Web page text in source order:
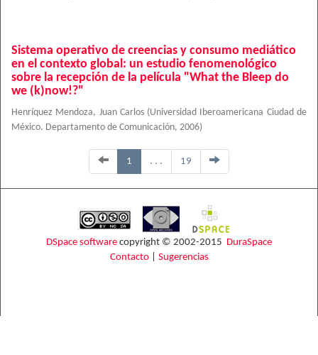
Sistema operativo de creencias y consumo mediático
en el contexto global: un estudio fenomenológico
sobre la recepción de la película "What the Bleep do
we (k)now!?"
Henríquez Mendoza, Juan Carlos (Universidad Iberoamericana Ciudad de
México. Departamento de Comunicación, 2006)
1 . . . 19
DSpace software copyright © 2002-2015 DuraSpace
Contacto| Sugerencias